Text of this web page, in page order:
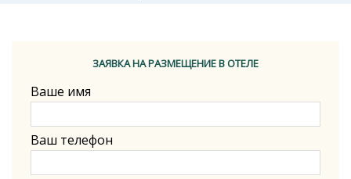
ЗАЯВКА НА РАЗМЕЩЕНИЕ В ОТЕЛЕ
Ваше имя
Ваш телефон